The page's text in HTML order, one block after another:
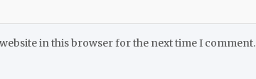
in this browser for the next time I comment.